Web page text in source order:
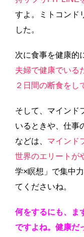
すよ。ミトコンド
した。
次に食事を健康的
夫婦で健康でいる
２日間の断食をし
そして、マインド
いるときや、仕事
などは、 マインド
世界のエリートが
学×瞑想」で集中
てくださいね。
何をするにも、ま
ですよね。健康だ